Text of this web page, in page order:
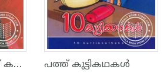
ഷെര്‍ലക്ക് ഹോംസ് കഥകള്‍ പത്ത് കുട്ടികഥകള്‍